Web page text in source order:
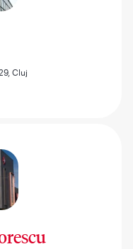
Cluj